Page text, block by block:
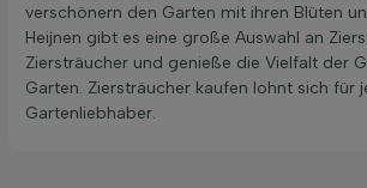
verschönern den Garten mit ihren Blüten
Heijnen gibt es eine große Auswahl an
Ziersträucher und genieße die Vielfalt der
Garten. Ziersträucher kaufen lohnt sich für
Gartenliebhaber.